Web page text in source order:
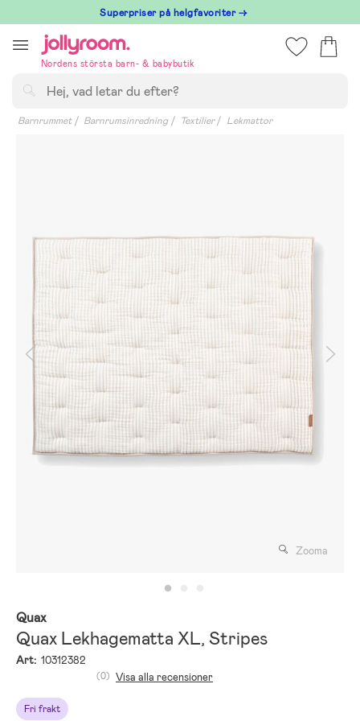
till
innehållet
Superpriser på helgfavoriter →
Nordens största barn- & babybutik
Barnrummet Barnrumsinredning Textilier Lekmattor
Zooma
Quax
Quax Lekhagematta XL, Stripes
Art: 10312382
Fri frakt
(0) Visa alla recensioner